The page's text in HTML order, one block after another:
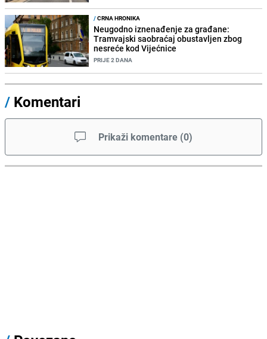
/CRNA HRONIKA
Neugodno iznenađenje za građane:
Tramvajski saobraćaj obustavljen zbog
nesreće kod Vijećnice
PRIJE 2 DANA
/ Komentari
Prikaži komentare (0)